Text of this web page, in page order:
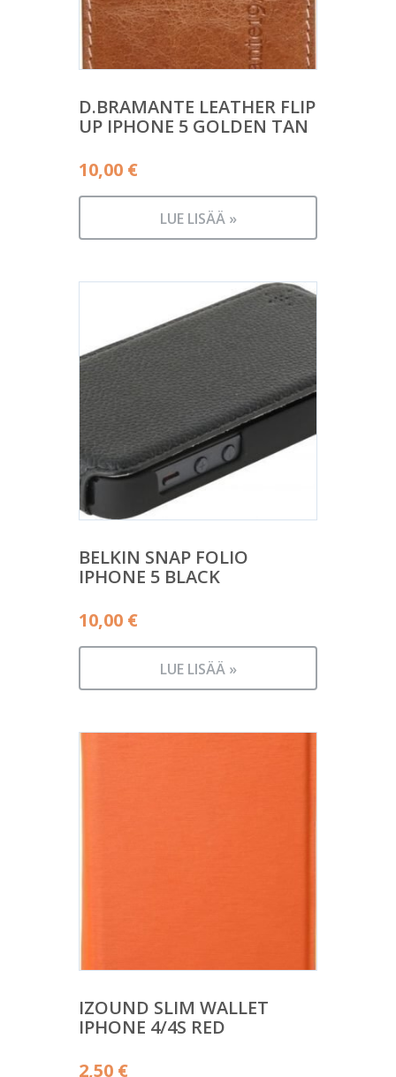
D.BRAMANTE LEATHER FLIP
UP IPHONE 5 GOLDEN TAN
10,00 €
LUE LISÄÄ »
BELKIN SNAP FOLIO
IPHONE 5 BLACK
10,00 €
LUE LISÄÄ »
IZOUND SLIM WALLET
IPHONE 4/4S RED
2,50 €